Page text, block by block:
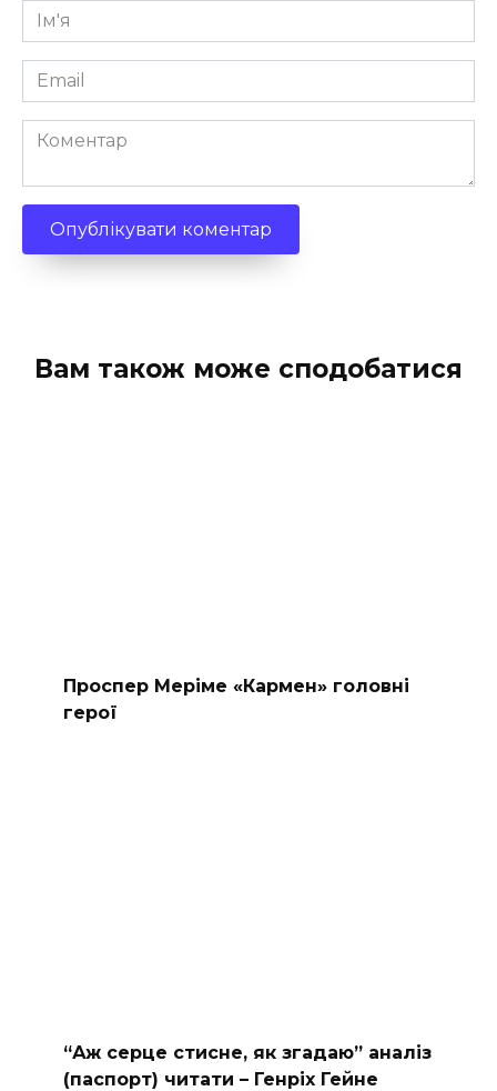
Ім'я
*
Email
*
Коментар
Вам також може сподобатися
Проспер Меріме «Кармен» головні
герої
“Аж серце стисне, як згадаю” аналіз
(паспорт) читати – Генріх Гейне